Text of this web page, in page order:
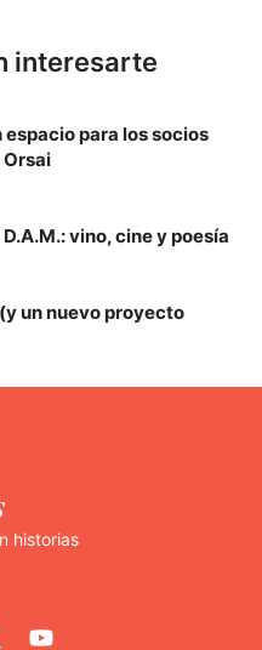
interesarte
para los socios
vino, cine y poesía
un nuevo proyecto
historias